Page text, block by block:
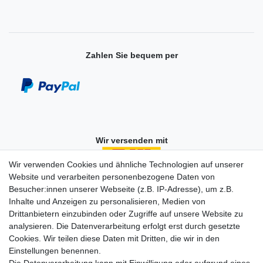
Zahlen Sie bequem per
Wir versenden mit
Einkaufen
Zahlungsarten
Versandarten & -kosten
Widerrufsrecht
Warenkorb
Zur Kasse
Wir verwenden Cookies und ähnliche Technologien auf unserer
Website und verarbeiten personenbezogene Daten von
Besucher:innen unserer Webseite (z.B. IP-Adresse), um z.B.
Inhalte und Anzeigen zu personalisieren, Medien von
Drittanbietern einzubinden oder Zugriffe auf unsere Website zu
analysieren. Die Datenverarbeitung erfolgt erst durch gesetzte
Cookies. Wir teilen diese Daten mit Dritten, die wir in den
Einstellungen benennen.